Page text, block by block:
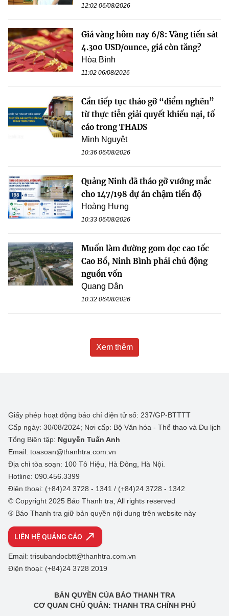
12:02 06/08/2026
Giá vàng hôm nay 6/8: Vàng tiến sát
4.300 USD/ounce, giá còn tăng?
Hòa Bình
11:02 06/08/2026
Cần tiếp tục tháo gỡ “điểm nghẽn”
từ thực tiễn giải quyết khiếu nại, tố
cáo trong THADS
Minh Nguyệt
10:36 06/08/2026
Quảng Ninh đã tháo gỡ vướng mắc
cho 147/198 dự án chậm tiến độ
Hoàng Hưng
10:33 06/08/2026
Muốn làm đường gom dọc cao tốc
Cao Bồ, Ninh Bình phải chủ động
nguồn vốn
Quang Dân
10:32 06/08/2026
Xem thêm
Giấy phép hoạt động báo chí điện tử số: 237/GP-BTTTT
Cấp ngày: 30/08/2024; Nơi cấp: Bộ Văn hóa - Thể thao và Du lịch
Tổng Biên tập: Nguyễn Tuấn Anh
Email: toasoan@thanhtra.com.vn
Địa chỉ tòa soạn: 100 Tô Hiệu, Hà Đông, Hà Nội.
Hotline: 090.456.3399
Điện thoại: (+84)24 3728 - 1341 / (+84)24 3728 - 1342
© Copyright 2025 Báo Thanh tra, All rights reserved
® Báo Thanh tra giữ bản quyền nội dung trên website này
LIÊN HỆ QUẢNG CÁO
Email: trisubandocbtt@thanhtra.com.vn
Điện thoại: (+84)24 3728 2019
BẢN QUYỀN CỦA BÁO THANH TRA
CƠ QUAN CHỦ QUẢN: THANH TRA CHÍNH PHỦ